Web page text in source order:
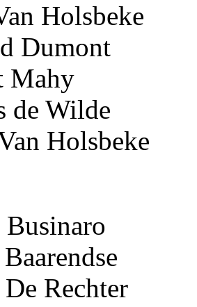
Holsbeke
Dumont
Mahy
de Wilde
Holsbeke
Rechter